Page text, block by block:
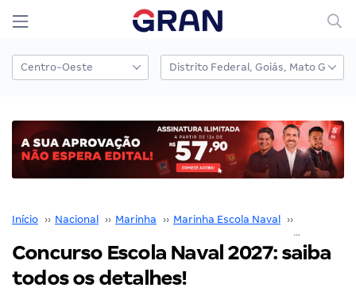
Início ›› Nacional ›› Marinha ›› Marinha Escola Naval ››
Concurso Escola Naval 2027: saiba
todos os detalhes!